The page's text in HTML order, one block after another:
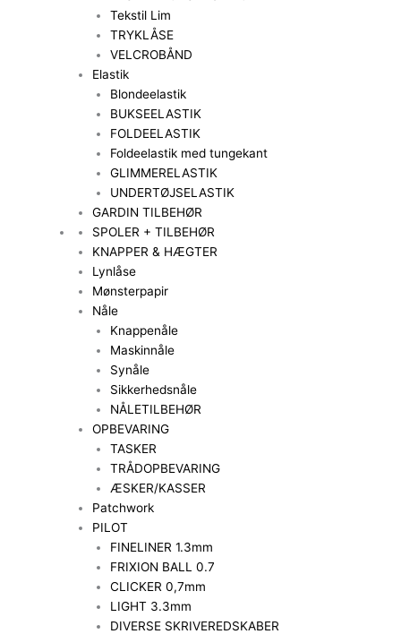
Tekstil Lim
TRYKLÅSE
VELCROBÅND
Elastik
Blondeelastik
BUKSEELASTIK
FOLDEELASTIK
Foldeelastik med tungekant
GLIMMERELASTIK
UNDERTØJSELASTIK
GARDIN TILBEHØR
SPOLER + TILBEHØR
KNAPPER & HÆGTER
Lynlåse
Mønsterpapir
Nåle
Knappenåle
Maskinnåle
Synåle
Sikkerhedsnåle
NÅLETILBEHØR
OPBEVARING
TASKER
TRÅDOPBEVARING
ÆSKER/KASSER
Patchwork
PILOT
FINELINER 1.3mm
FRIXION BALL 0.7
CLICKER 0,7mm
LIGHT 3.3mm
DIVERSE SKRIVEREDSKABER